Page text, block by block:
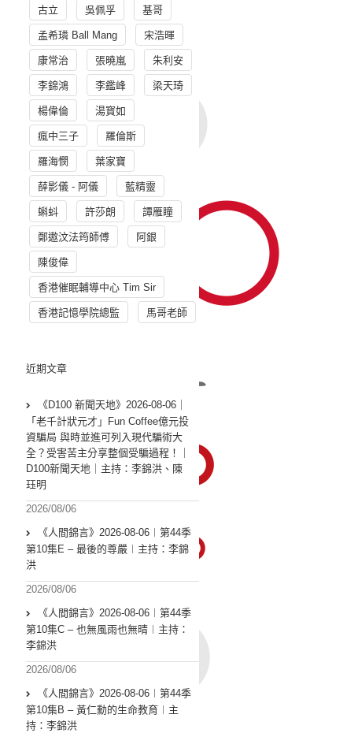
古立 吳佩孚 基哥
孟希璘 Ball Mang 宋浩暉
康常治 張曉嵐 朱利安
李錦鴻 李鑑峰 梁天琦
楊偉倫 湯寳如
瘋中三子 羅倫斯
羅海憫 葉家寶
薛影儀 - 阿儀 藍精靈
蝌蚪 許莎朗 譚雁瞳
鄭遨汶法筠師傅 阿銀
陳俊偉
香港催眠輔導中心 Tim Sir
香港記憶學院總監 馬哥老師
近期文章
《D100 新聞天地》2026-08-06｜
「老千計狀元才」Fun Coffee億元投
資騙局 與時並進可列入現代騙術大
全？受害苦主分享整個受騙過程！｜
D100新聞天地｜主持：李錦洪、陳
珏明
2026/08/06
《人間錦言》2026-08-06︱第44季
第10集E – 最後的尊嚴︱主持：李錦
洪
2026/08/06
《人間錦言》2026-08-06︱第44季
第10集C – 也無風雨也無晴︱主持：
李錦洪
2026/08/06
《人間錦言》2026-08-06︱第44季
第10集B – 黃仁勳的生命教育︱主
持：李錦洪